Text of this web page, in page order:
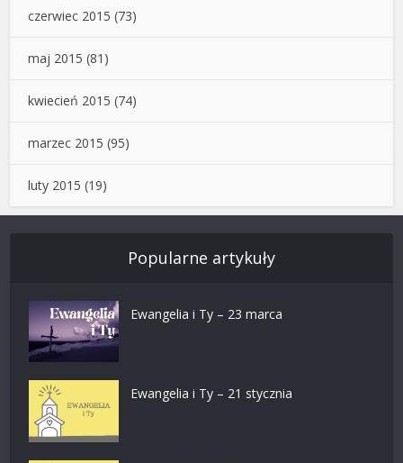
czerwiec 2015 (73)
maj 2015 (81)
kwiecień 2015 (74)
marzec 2015 (95)
luty 2015 (19)
Popularne artykuły
Ewangelia i Ty – 23 marca
Ewangelia i Ty – 21 stycznia